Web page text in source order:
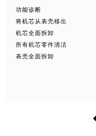
功能诊断
将机芯从表壳移出
机芯全面拆卸
所有机芯零件清洁
表壳全面拆卸